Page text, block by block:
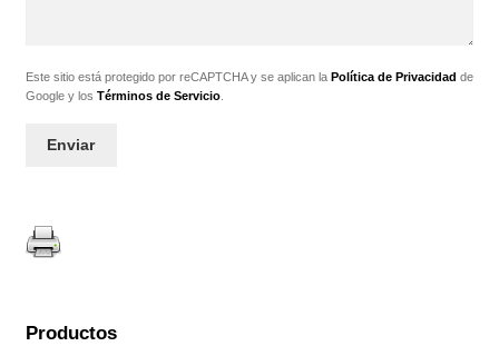
Este sitio está protegido por reCAPTCHA y se aplican la Política de Privacidad de
Google y los Términos de Servicio.
Productos